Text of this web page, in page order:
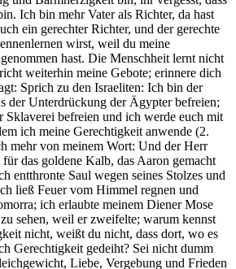
Ich bin mehr Vater als Richter, da hast
ein gerechter Richter, und der gerechte
wirst, weil du meine
hast. Die Menschheit lernt nicht
weiterhin meine Gebote; erinnere dich
Sprich zu den Israeliten: Ich bin der
der Unterdrückung der Ägypter befreien;
Sklaverei befreien und ich werde euch mit
ich meine Gerechtigkeit anwende (2.
mehr von meinem Wort: Und der Herr
das goldene Kalb, das Aaron gemacht
entthronte Saul wegen seines Stolzes und
ließ Feuer vom Himmel regnen und
ich erlaubte meinem Diener Mose
sehen, weil er zweifelte; warum kennst
nicht, weißt du nicht, dass dort, wo es
Gerechtigkeit gedeiht? Sei nicht dumm
Liebe, Vergebung und Frieden